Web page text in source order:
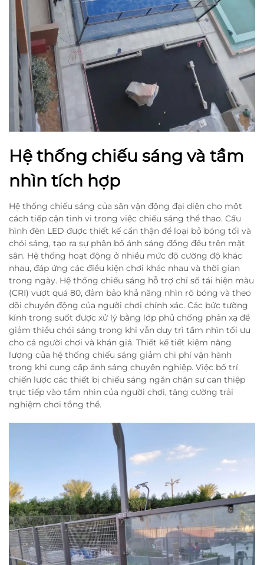
Hệ thống chiếu sáng và tầm
nhìn tích hợp
Hệ thống chiếu sáng của sân vận động đại diện cho một
cách tiếp cận tinh vi trong việc chiếu sáng thể thao. Cấu
hình đèn LED được thiết kế cẩn thận để loại bỏ bóng tối và
chói sáng, tạo ra sự phân bố ánh sáng đồng đều trên mặt
sân. Hệ thống hoạt động ở nhiều mức độ cường độ khác
nhau, đáp ứng các điều kiện chơi khác nhau và thời gian
trong ngày. Hệ thống chiếu sáng hỗ trợ chỉ số tái hiện màu
(CRI) vượt quá 80, đảm bảo khả năng nhìn rõ bóng và theo
dõi chuyển động của người chơi chính xác. Các bức tường
kính trong suốt được xử lý bằng lớp phủ chống phản xạ để
giảm thiểu chói sáng trong khi vẫn duy trì tầm nhìn tối ưu
cho cả người chơi và khán giả. Thiết kế tiết kiệm năng
lượng của hệ thống chiếu sáng giảm chi phí vận hành
trong khi cung cấp ánh sáng chuyên nghiệp. Việc bố trí
chiến lược các thiết bị chiếu sáng ngăn chặn sự can thiệp
trực tiếp vào tầm nhìn của người chơi, tăng cường trải
nghiệm chơi tổng thể.